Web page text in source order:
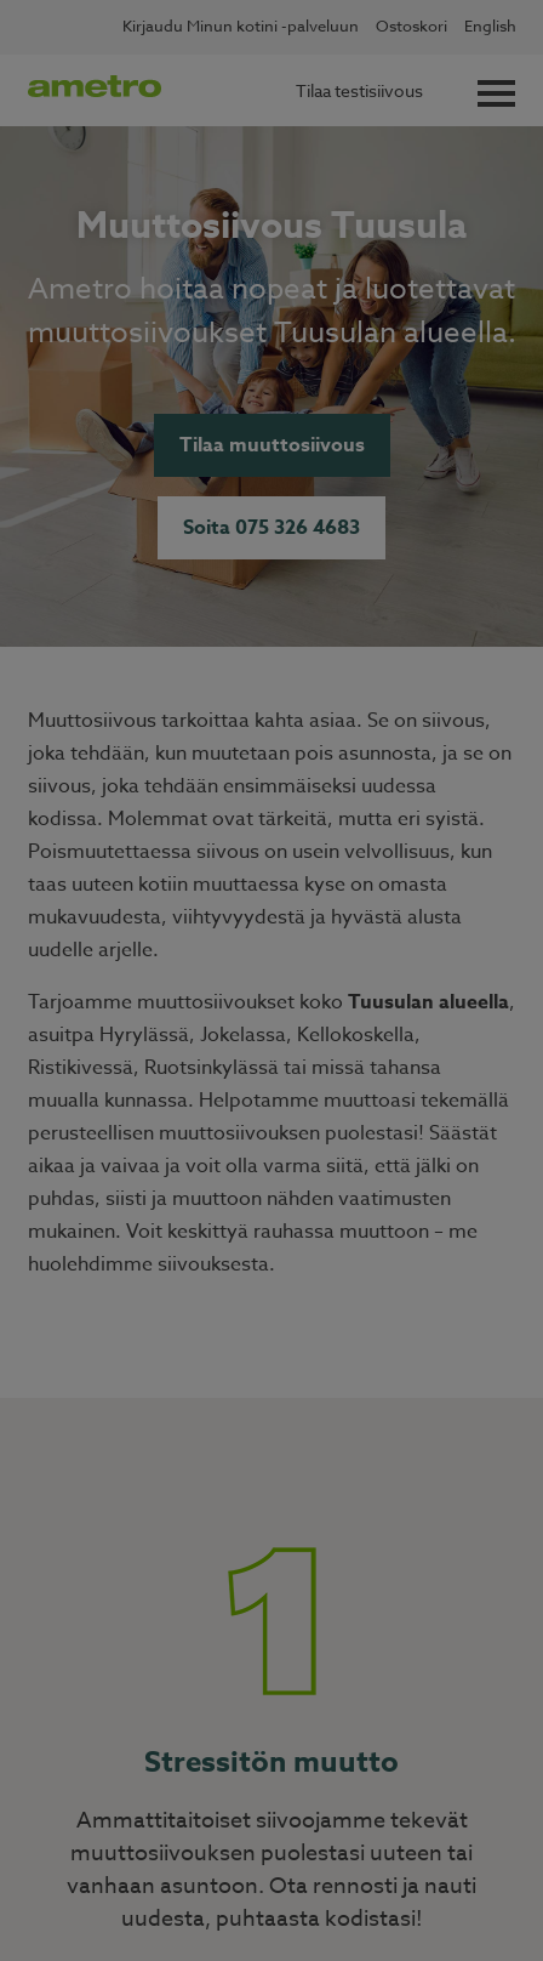
content
Kirjaudu Minun kotini -palveluun Ostoskori English
Tilaa testisiivous
Muuttosiivous Tuusula
Ametro hoitaa nopeat ja luotettavat
muuttosiivoukset Tuusulan alueella.
Tilaa muuttosiivous
Soita 075 326 4683
Muuttosiivous tarkoittaa kahta asiaa. Se on siivous,
joka tehdään, kun muutetaan pois asunnosta, ja se on
siivous, joka tehdään ensimmäiseksi uudessa
kodissa. Molemmat ovat tärkeitä, mutta eri syistä.
Poismuutettaessa siivous on usein velvollisuus, kun
taas uuteen kotiin muuttaessa kyse on omasta
mukavuudesta, viihtyvyydestä ja hyvästä alusta
uudelle arjelle.
Tarjoamme muuttosiivoukset koko Tuusulan alueella,
asuitpa Hyrylässä, Jokelassa, Kellokoskella,
Ristikivessä, Ruotsinkylässä tai missä tahansa
muualla kunnassa. Helpotamme muuttoasi tekemällä
perusteellisen muuttosiivouksen puolestasi! Säästät
aikaa ja vaivaa ja voit olla varma siitä, että jälki on
puhdas, siisti ja muuttoon nähden vaatimusten
mukainen. Voit keskittyä rauhassa muuttoon – me
huolehdimme siivouksesta.
Stressitön muutto
Ammattitaitoiset siivoojamme tekevät
muuttosiivouksen puolestasi uuteen tai
vanhaan asuntoon. Ota rennosti ja nauti
uudesta, puhtaasta kodistasi!